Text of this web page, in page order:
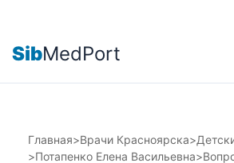
SibMedPort
Главная>Врачи Красноярска>
>Потапенко Елена Васильевна>